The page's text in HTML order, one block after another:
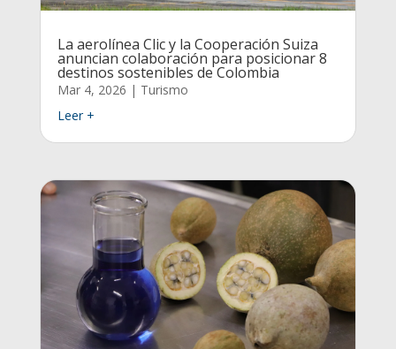
La aerolínea Clic y la Cooperación Suiza
anuncian colaboración para posicionar 8
destinos sostenibles de Colombia
Mar 4, 2026 | Turismo
Leer +